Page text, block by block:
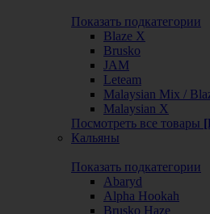
Показать подкатегории
Blaze X
Brusko
JAM
Leteam
Malaysian Mix /
Malaysian X
Посмотреть все товары
Кальяны
Показать подкатегории
Abaryd
Alpha Hookah
Brusko Haze